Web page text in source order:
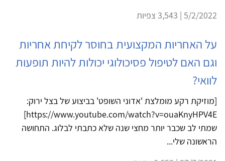
5/2/2022 | 3,543 צפיות
על האחריות המקצועית בחוסר לקיחת אחריות
וגם האם לטיפול פסיכולוגי יכולות להיות תופעות
לוואי?
[מוזיקת רקע מומלצת 'אדוני השופט' בביצוע של בצל ירוק:
https://www.youtube.com/watch?v=ouaKnyHPV4E]
שמתי לב שכבר יותר מחצי שנה שלא כתבתי לבלוג. התחושה
הראשונה שלי...